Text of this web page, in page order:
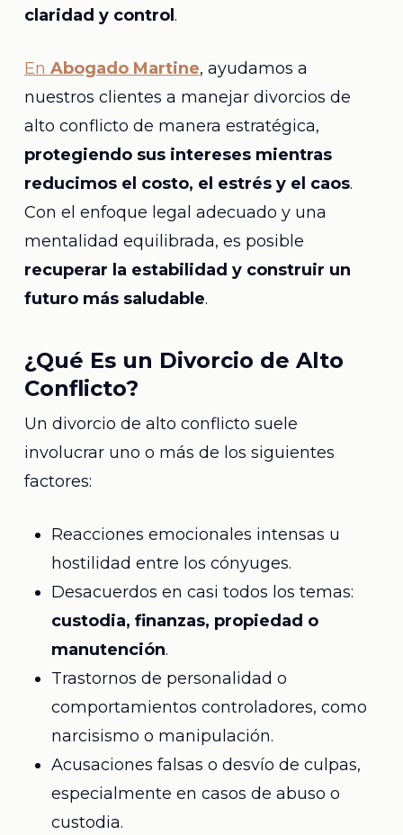
claridad y control .
En Abogado Martine, ayudamos a
nuestros clientes a manejar divorcios de
alto conflicto de manera estratégica,
protegiendo sus intereses mientras
reducimos el costo, el estrés y el caos.
Con el enfoque legal adecuado y una
mentalidad equilibrada, es posible
recuperar la estabilidad y construir un
futuro más saludable.
¿Qué Es un Divorcio de Alto
Conflicto?
Un divorcio de alto conflicto suele
involucrar uno o más de los siguientes
factores:
Reacciones emocionales intensas u
hostilidad entre los cónyuges.
Desacuerdos en casi todos los temas:
custodia, finanzas, propiedad o
manutención.
Trastornos de personalidad o
comportamientos controladores, como
narcisismo o manipulación.
Acusaciones falsas o desvío de culpas,
especialmente en casos de abuso o
custodia.